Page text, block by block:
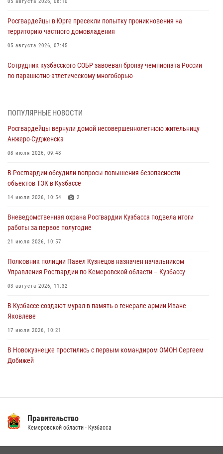
Росгвардейцы в Юрге пресекли попытку проникновения на
территорию частного домовладения
05 августа 2026, 07:45
Сотрудник кузбасского СОБР завоевал бронзу чемпионата России
по парашютно-атлетическому многоборью
Кузбассовцы высоко оценили качество предоставления
04 августа 2026, 09:42
Росгвардейцы помогли разыскать троих юных путешественников из
04 августа 2026, 08:42
Росгвардейцы задержали нарушителя общественного порядка в
04 августа 2026, 07:41
Кемеровские росгвардейцы пресекли попытку хищения товара
04 августа 2026, 06:32
ПОПУЛЯРНЫЕ НОВОСТИ
Росгвардейцы вернули домой несовершеннолетнюю жительницу
Анжеро-Судженска
08 июля 2026, 09:48
В Росгвардии обсудили вопросы повышения безопасности
объектов ТЭК в Кузбассе
14 июля 2026, 10:54 2
Вневедомственная охрана Росгвардии Кузбасса подвела итоги
работы за первое полугодие
21 июля 2026, 10:57
Полковник полиции Павел Кузнецов назначен начальником
Управления Росгвардии по Кемеровской области – Кузбассу
03 августа 2026, 11:32
В Кузбассе создают мурал в память о генерале армии Иване
Яковлеве
17 июля 2026, 10:21
В Новокузнецке простились с первым командиром ОМОН Сергеем
Добижей
14 июля 2026, 08:52 1
Правительство
Кемеровской области - Кузбасса